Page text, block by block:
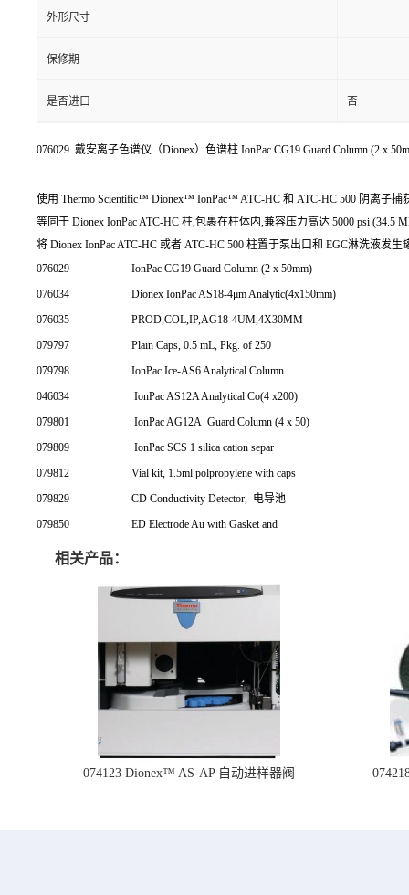
外形尺寸
保修期
是否进口 否
076029 戴安离子色谱仪（Dionex）色谱柱 IonPac CG19 Guard Column (2 x
使用 Thermo Scientific™ Dionex™ IonPac™ ATC-HC 和 ATC-HC 500 阴离子
等同于 Dionex IonPac ATC-HC 柱,包裹在柱体内,兼容压力高达 5000 psi (34.5
将 Dionex IonPac ATC-HC 或者 ATC-HC 500 柱置于泵出口和 EGC淋洗液
076029
IonPac CG19 Guard Column (2 x 50mm)
076034
Dionex IonPac AS18-4μm Analytic(4x150mm)
076035
PROD,COL,IP,AG18-4UM,4X30MM
079797
Plain Caps, 0.5 mL, Pkg. of 250
079798
IonPac Ice-AS6 Analytical Column
046034
IonPac AS12A Analytical Co(4 x200)
079801
IonPac AG12A Guard Column (4 x 50)
079809
IonPac SCS 1 silica cation separ
079812
Vial kit, 1.5ml polpropylene with caps
079829
CD Conductivity Detector, 电导池
079850
ED Electrode Au with Gasket and
相关产品：
074123 Dionex™ AS-AP 自动进样器阀